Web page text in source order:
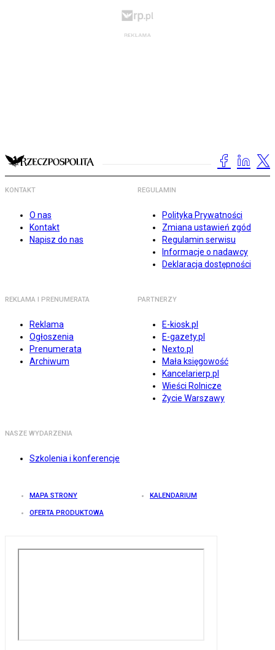
KONTAKT
O nas
Kontakt
Napisz do nas
REGULAMIN
Polityka Prywatności
Zmiana ustawień zgód
Regulamin serwisu
Informacje o nadawcy
Deklaracja dostępności
REKLAMA I PRENUMERATA
Reklama
Ogłoszenia
Prenumerata
Archiwum
PARTNERZY
E-kiosk.pl
E-gazety.pl
Nexto.pl
Mała księgowość
Kancelarierp.pl
Wieści Rolnicze
Życie Warszawy
NASZE WYDARZENIA
Szkolenia i konferencje
MAPA STRONY KALENDARIUM
OFERTA PRODUKTOWA